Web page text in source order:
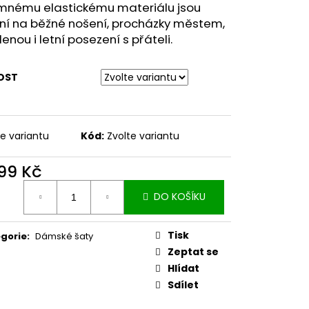
elastickému materiálu jsou
na běžné nošení, procházky městem,
i letní posezení s přáteli.
variantu Kód: Zvolte variantu
Kč
DO KOŠÍKU
: Dámské šaty
Tisk
Zeptat se
Hlídat
Sdílet